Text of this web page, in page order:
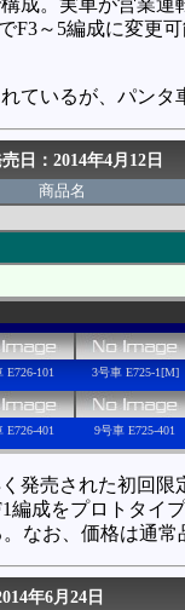
F3～5編成に変更
ているが、パン
日：2014年4月12日
商品名
E726-101 3号車 E725-1[M]
E726-401 9号車 E725-401
発売された初回
編成をプロトタイ
なお、価格は通
年6月24日